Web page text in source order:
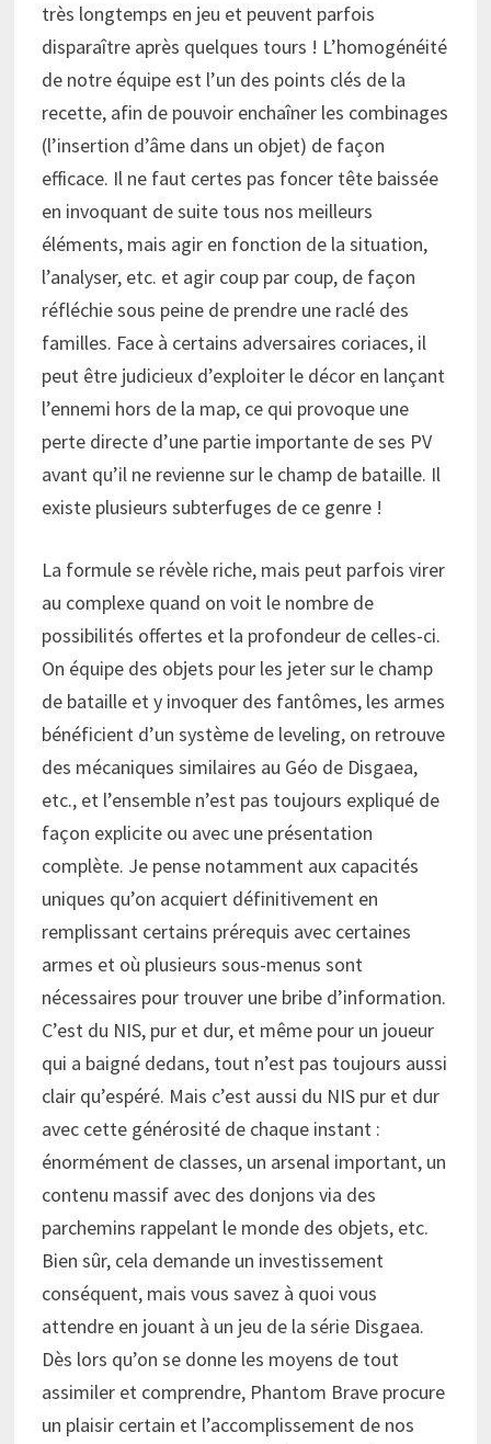
très longtemps en jeu et peuvent parfois
disparaître après quelques tours ! L’homogénéité
de notre équipe est l’un des points clés de la
recette, afin de pouvoir enchaîner les combinages
(l’insertion d’âme dans un objet) de façon
efficace. Il ne faut certes pas foncer tête baissée
en invoquant de suite tous nos meilleurs
éléments, mais agir en fonction de la situation,
l’analyser, etc. et agir coup par coup, de façon
réfléchie sous peine de prendre une raclé des
familles. Face à certains adversaires coriaces, il
peut être judicieux d’exploiter le décor en lançant
l’ennemi hors de la map, ce qui provoque une
perte directe d’une partie importante de ses PV
avant qu’il ne revienne sur le champ de bataille. Il
existe plusieurs subterfuges de ce genre !
La formule se révèle riche, mais peut parfois virer
au complexe quand on voit le nombre de
possibilités offertes et la profondeur de celles-ci.
On équipe des objets pour les jeter sur le champ
de bataille et y invoquer des fantômes, les armes
bénéficient d’un système de leveling, on retrouve
des mécaniques similaires au Géo de Disgaea,
etc., et l’ensemble n’est pas toujours expliqué de
façon explicite ou avec une présentation
complète. Je pense notamment aux capacités
uniques qu’on acquiert définitivement en
remplissant certains prérequis avec certaines
armes et où plusieurs sous-menus sont
nécessaires pour trouver une bribe d’information.
C’est du NIS, pur et dur, et même pour un joueur
qui a baigné dedans, tout n’est pas toujours aussi
clair qu’espéré. Mais c’est aussi du NIS pur et dur
avec cette générosité de chaque instant :
énormément de classes, un arsenal important, un
contenu massif avec des donjons via des
parchemins rappelant le monde des objets, etc.
Bien sûr, cela demande un investissement
conséquent, mais vous savez à quoi vous
attendre en jouant à un jeu de la série Disgaea.
Dès lors qu’on se donne les moyens de tout
assimiler et comprendre, Phantom Brave procure
un plaisir certain et l’accomplissement de nos